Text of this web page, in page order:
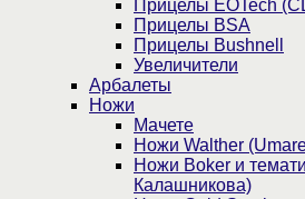
Прицелы EOTech
Прицелы BSA
Прицелы Bushnell
Увеличители
Арбалеты
Ножи
Мачете
Ножи Walther
Ножи Boker и
Калашникова)